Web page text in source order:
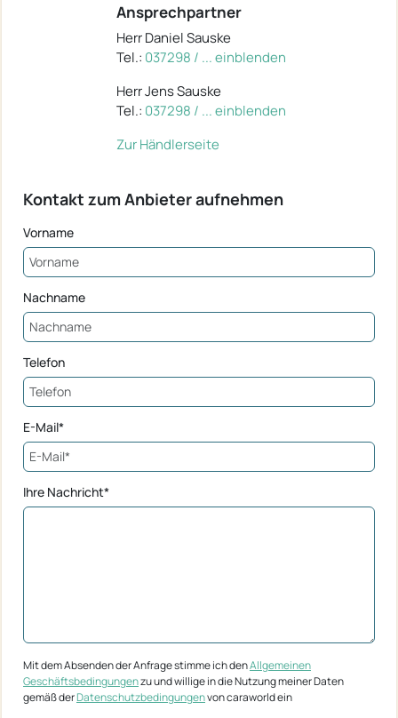
Ansprechpartner
Herr Daniel Sauske
Tel.: 037298 / ... einblenden
Herr Jens Sauske
Tel.: 037298 / ... einblenden
Zur Händlerseite
Kontakt zum Anbieter aufnehmen
Vorname
Nachname
Telefon
E-Mail*
Ihre Nachricht*
Mit dem Absenden der Anfrage stimme ich denAllgemeinen
Geschäftsbedingungenzu und willige in die Nutzung meiner Daten
gemäß derDatenschutzbedingungenvon caraworld ein